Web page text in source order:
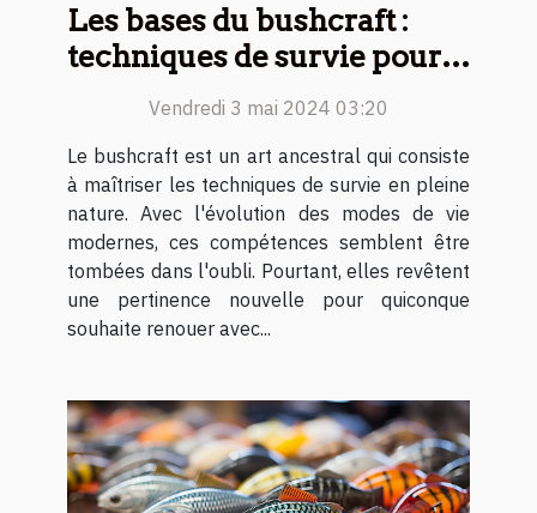
Les bases du bushcraft :
techniques de survie pour
débutantsVendredi 3 mai 2024 03:20
Le bushcraft est un art ancestral qui consiste
à maîtriser les techniques de survie en pleine
nature. Avec l'évolution des modes de vie
modernes, ces compétences semblent être
tombées dans l'oubli. Pourtant, elles revêtent
une pertinence nouvelle pour quiconque
souhaite renouer avec...